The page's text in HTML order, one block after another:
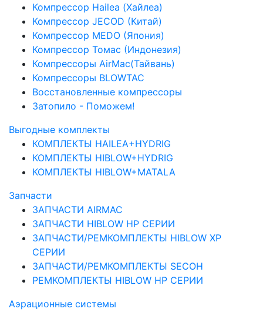
Компрессор Hailea (Хайлеа)
Компрессор JECOD (Китай)
Компрессор MEDO (Япония)
Компрессор Томас (Индонезия)
Компрессоры AirMac(Тайвань)
Компрессоры BLOWTAC
Восстановленные компрессоры
Затопило - Поможем!
Выгодные комплекты
КОМПЛЕКТЫ HAILEA+HYDRIG
КОМПЛЕКТЫ HIBLOW+HYDRIG
КОМПЛЕКТЫ HIBLOW+MATALA
Запчасти
ЗАПЧАСТИ AIRMAC
ЗАПЧАСТИ HIBLOW HP СЕРИИ
ЗАПЧАСТИ/РЕМКОМПЛЕКТЫ HIBLOW XP
СЕРИИ
ЗАПЧАСТИ/РЕМКОМПЛЕКТЫ SECOH
РЕМКОМПЛЕКТЫ HIBLOW HP СЕРИИ
Аэрационные системы